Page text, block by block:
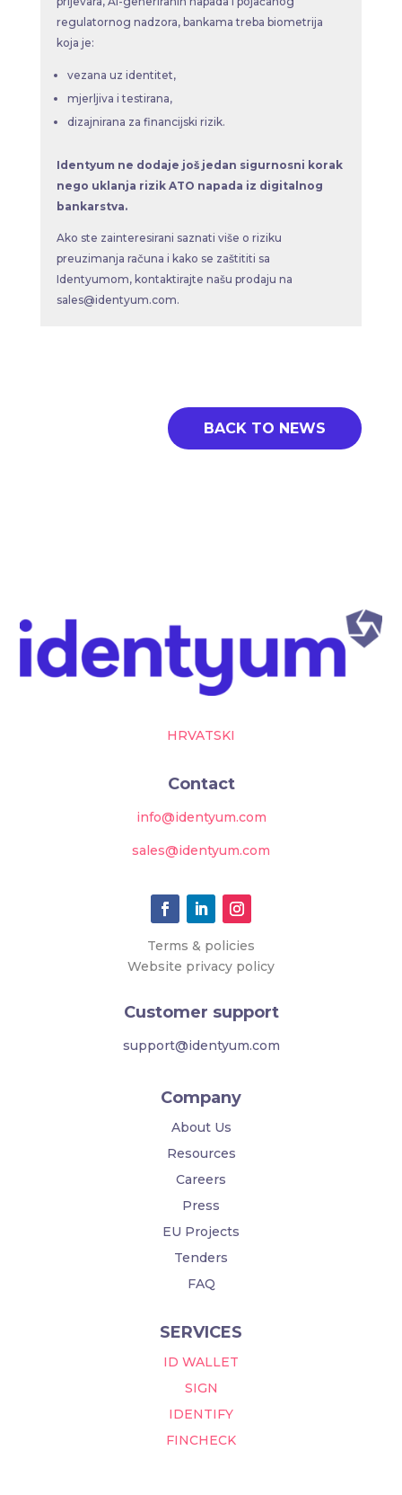
regulatornog nadzora, bankama treba biometrija
koja je:
vezana uz identitet,
mjerljiva i testirana,
dizajnirana za financijski rizik.
Identyum ne dodaje još jedan sigurnosni korak
nego uklanja rizik ATO napada iz digitalnog
bankarstva.
Ako ste zainteresirani saznati više o riziku
preuzimanja računa i kako se zaštititi sa
Identyumom, kontaktirajte našu prodaju na
sales@identyum.com.
BACK TO NEWS
HRVATSKI
Contact
info@identyum.com
sales@identyum.com
Terms & policies
Website privacy policy
Customer support
support@identyum.com
Company
About Us
Resources
Careers
Press
EU Projects
Tenders
FAQ
SERVICES
ID WALLET
SIGN
IDENTIFY
FINCHECK